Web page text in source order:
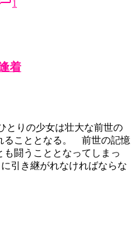
1
着
とりの少女は壮大な前世の
ることとなる。 前世の記憶
闘うこととなってしまっ
引き継がれなければならな